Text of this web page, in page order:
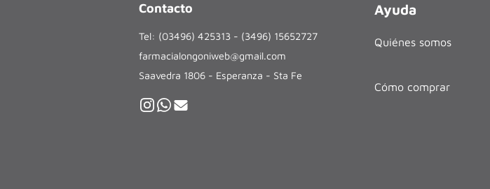
Contacto
Tel: (03496) 425313 - (3496) 15652727
farmacialongoniweb@gmail.com
Saavedra 1806 - Esperanza - Sta Fe
Ayuda
Quiénes somos
Cómo comprar